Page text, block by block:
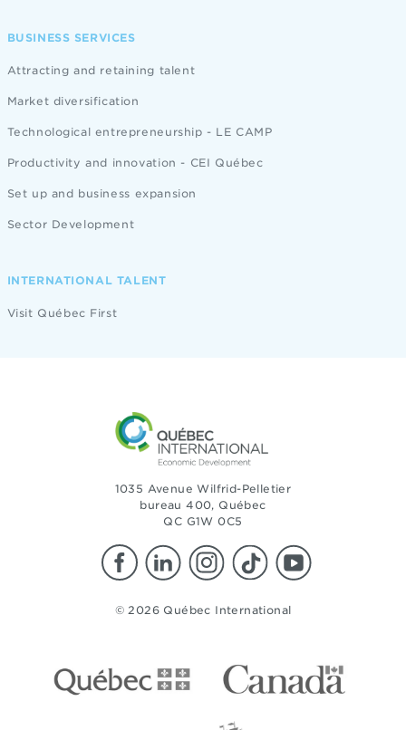
BUSINESS SERVICES
Attracting and retaining talent
Market diversification
Technological entrepreneurship - LE CAMP
Productivity and innovation - CEI Québec
Set up and business expansion
Sector Development
INTERNATIONAL TALENT
Visit Québec First
1035 Avenue Wilfrid-Pelletier
bureau 400, Québec
QC G1W 0C5
© 2026 Québec International